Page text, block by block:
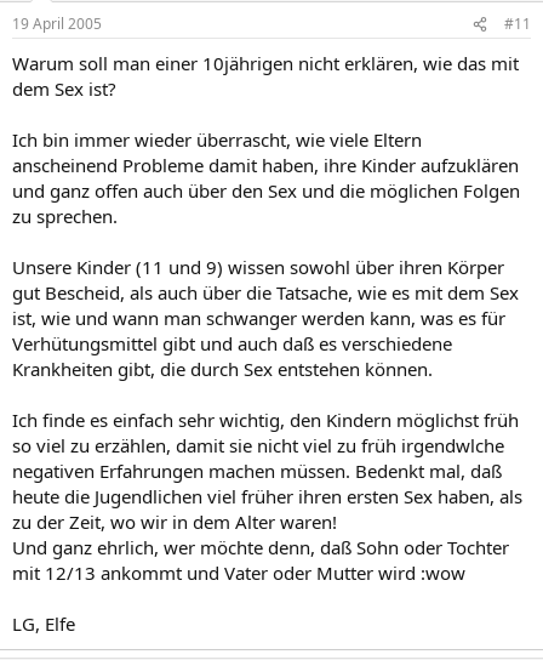
19 April 2005 #11
Warum soll man einer 10jährigen nicht erklären, wie das mit
dem Sex ist?
Ich bin immer wieder überrascht, wie viele Eltern
anscheinend Probleme damit haben, ihre Kinder aufzuklären
und ganz offen auch über den Sex und die möglichen Folgen
zu sprechen.
Unsere Kinder (11 und 9) wissen sowohl über ihren Körper
gut Bescheid, als auch über die Tatsache, wie es mit dem Sex
ist, wie und wann man schwanger werden kann, was es für
Verhütungsmittel gibt und auch daß es verschiedene
Krankheiten gibt, die durch Sex entstehen können.
Ich finde es einfach sehr wichtig, den Kindern möglichst früh
so viel zu erzählen, damit sie nicht viel zu früh irgendwlche
negativen Erfahrungen machen müssen. Bedenkt mal, daß
heute die Jugendlichen viel früher ihren ersten Sex haben, als
zu der Zeit, wo wir in dem Alter waren!
Und ganz ehrlich, wer möchte denn, daß Sohn oder Tochter
mit 12/13 ankommt und Vater oder Mutter wird :wow
LG, Elfe